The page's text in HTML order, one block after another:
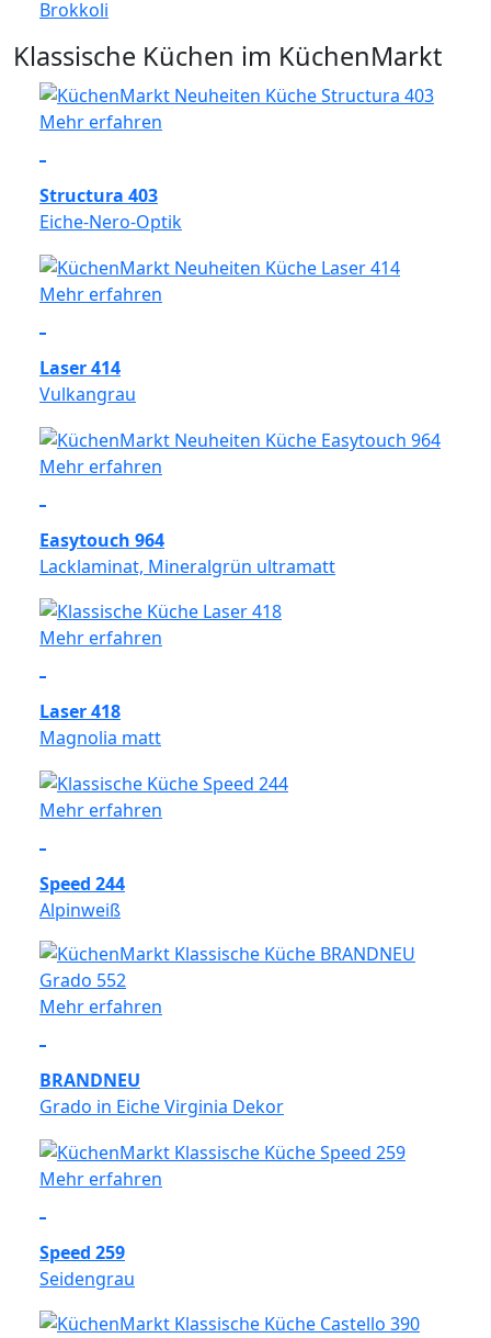
Brokkoli
Klassische Küchen im KüchenMarkt
Mehr erfahren
Structura 403
Eiche-Nero-Optik
Mehr erfahren
Laser 414
Vulkangrau
Mehr erfahren
Easytouch 964
Lacklaminat, Mineralgrün ultramatt
Mehr erfahren
Laser 418
Magnolia matt
Mehr erfahren
Speed 244
Alpinweiß
Mehr erfahren
BRANDNEU
Grado in Eiche Virginia Dekor
Mehr erfahren
Speed 259
Seidengrau